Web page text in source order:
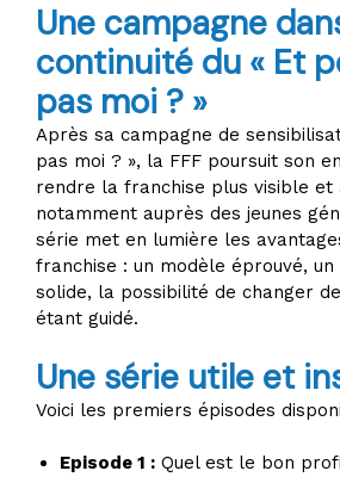
Une campagne
continuité du « Et
pas moi ? »
Après sa campagne de
pas moi ? », la FFF poursuit son
rendre la franchise plus visible et
notamment auprès des jeunes
série met en lumière les
franchise : un modèle éprouvé,
solide, la possibilité de changer
étant guidé.
Une série utile et
Voici les premiers épisodes
Episode 1 : Quel est le bon